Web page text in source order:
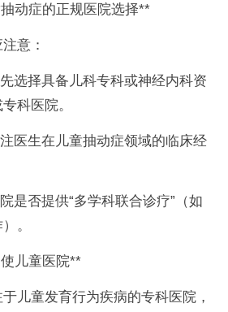
动症的正规医院选择**
意：
选择具备儿科专科或神经内科资
科医院。
医生在儿童抽动症领域的临床经
是否提供“多学科联合诊疗”（如
。
儿童医院**
儿童发育行为疾病的专科医院，